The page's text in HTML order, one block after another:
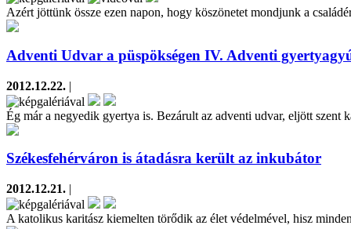
Azért jöttünk össze ezen napon, hogy köszönetet mondjunk a
Adventi Udvar a püspökségen IV. Adventi
2012.12.22. |
Ég már a negyedik gyertya is. Bezárult az adventi udvar, eljött szent
Székesfehérváron is átadásra került az inkubátor
2012.12.21. |
A katolikus karitász kiemelten törődik az élet védelmével, hisz